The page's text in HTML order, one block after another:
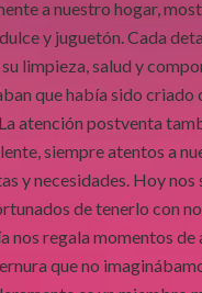
mucho cuidado y
seguimiento postventa
atentos a nuestras
Cada día nos
energía, y estamos
un equipo que se
cachorros como por
Flia